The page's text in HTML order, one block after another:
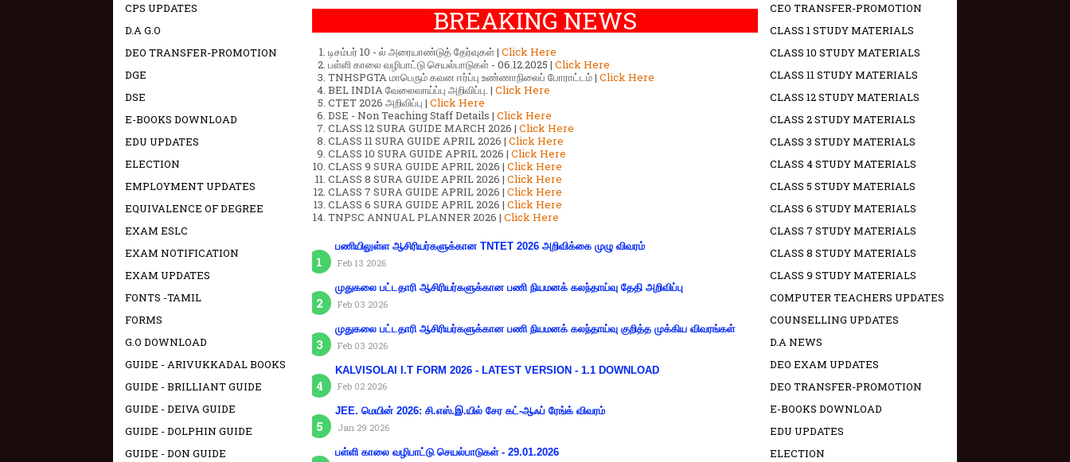
BREAKING NEWS
டிசம்பர் 10 - ல் அரையாண்டுத் தேர்வுகள் | Click Here
பள்ளி காலை வழிபாட்டு செயல்பாடுகள் - 06.12.2025 | Click Here
TNHSPGTA மாபெரும் கவன ஈர்ப்பு உண்ணாநிலைப் போராட்டம் | Click Here
BEL INDIA வேலைவாய்ப்பு அறிவிப்பு. | Click Here
CTET 2026 அறிவிப்பு | Click Here
DSE - Non Teaching Staff Details | Click Here
CLASS 12 SURA GUIDE MARCH 2026 | Click Here
CLASS 11 SURA GUIDE APRIL 2026 | Click Here
CLASS 10 SURA GUIDE APRIL 2026 | Click Here
CLASS 9 SURA GUIDE APRIL 2026 | Click Here
CLASS 8 SURA GUIDE APRIL 2026 | Click Here
CLASS 7 SURA GUIDE APRIL 2026 | Click Here
CLASS 6 SURA GUIDE APRIL 2026 | Click Here
TNPSC ANNUAL PLANNER 2026 | Click Here
பணியிலுள்ள ஆசிரியர்களுக்கான TNTET 2026 அறிவிக்கை முழு விவரம்
Feb 13 2026
முதுகலை பட்டதாரி ஆசிரியர்களுக்கான பணி நியமனக் கலந்தாய்வு தேதி அறிவிப்பு
Feb 03 2026
முதுகலை பட்டதாரி ஆசிரியர்களுக்கான பணி நியமனக் கலந்தாய்வு குறித்த முக்கிய விவரங்கள்
Feb 03 2026
KALVISOLAI I.T FORM 2026 - LATEST VERSION - 1.1 DOWNLOAD
Feb 02 2026
JEE. மெயின் 2026: சி.எஸ்.இ.யில் சேர கட்-ஆஃப் ரேங்க் விவரம்
Jan 29 2026
பள்ளி காலை வழிபாட்டு செயல்பாடுகள் - 29.01.2026
CPS UPDATES
D.A G.O
DEO TRANSFER-PROMOTION
DGE
DSE
E-BOOKS DOWNLOAD
EDU UPDATES
ELECTION
EMPLOYMENT UPDATES
EQUIVALENCE OF DEGREE
EXAM ESLC
EXAM NOTIFICATION
EXAM UPDATES
FONTS -TAMIL
FORMS
G.O DOWNLOAD
GUIDE - ARIVUKKADAL BOOKS
GUIDE - BRILLIANT GUIDE
GUIDE - DEIVA GUIDE
GUIDE - DOLPHIN GUIDE
GUIDE - DON GUIDE
CEO TRANSFER-PROMOTION
CLASS 1 STUDY MATERIALS
CLASS 10 STUDY MATERIALS
CLASS 11 STUDY MATERIALS
CLASS 12 STUDY MATERIALS
CLASS 2 STUDY MATERIALS
CLASS 3 STUDY MATERIALS
CLASS 4 STUDY MATERIALS
CLASS 5 STUDY MATERIALS
CLASS 6 STUDY MATERIALS
CLASS 7 STUDY MATERIALS
CLASS 8 STUDY MATERIALS
CLASS 9 STUDY MATERIALS
COMPUTER TEACHERS UPDATES
COUNSELLING UPDATES
D.A NEWS
DEO EXAM UPDATES
DEO TRANSFER-PROMOTION
E-BOOKS DOWNLOAD
EDU UPDATES
ELECTION